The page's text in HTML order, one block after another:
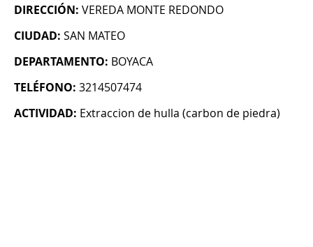
DIRECCIÓN: VEREDA MONTE REDONDO
CIUDAD: SAN MATEO
DEPARTAMENTO: BOYACA
TELÉFONO: 3214507474
ACTIVIDAD: Extraccion de hulla (carbon de piedra)